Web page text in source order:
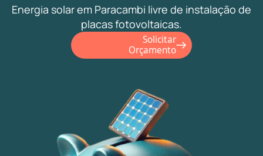
Energia solar em Paracambi livre de instalação de
placas fotovoltaicas.
Solicitar
Orçamento